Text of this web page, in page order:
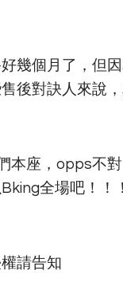
幾個月了，但
後對訣人來說，
本座，opps不
全場吧！！！
請告知